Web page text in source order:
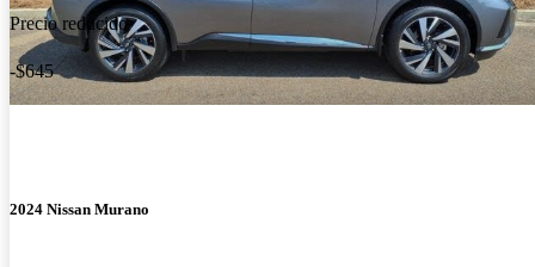
Precio reducido
-$645
2024 Nissan Murano